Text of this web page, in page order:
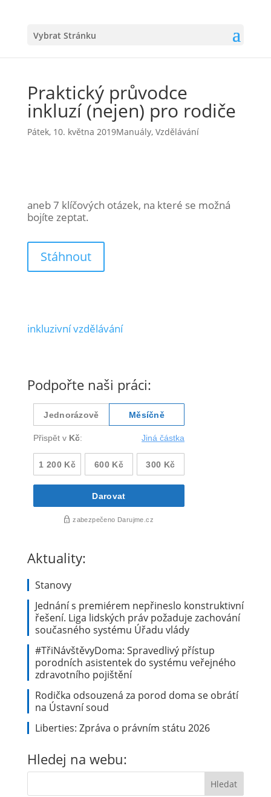
Vybrat Stránku
Praktický průvodce
inkluzí (nejen) pro rodiče
Pátek, 10. května 2019Manuály, Vzdělávání
aneb 7 klíčových otázek, na které se možná
bojíte zeptat.
Stáhnout
inkluzivní vzdělávání
Podpořte naši práci:
Aktuality:
Stanovy
Jednání s premiérem nepřineslo konstruktivní
řešení. Liga lidských práv požaduje zachování
současného systému Úřadu vlády
#TřiNávštěvyDoma: Spravedlivý přístup
porodních asistentek do systému veřejného
zdravotního pojištění
Rodička odsouzená za porod doma se obrátí
na Ústavní soud
Liberties: Zpráva o právním státu 2026
Hledej na webu: